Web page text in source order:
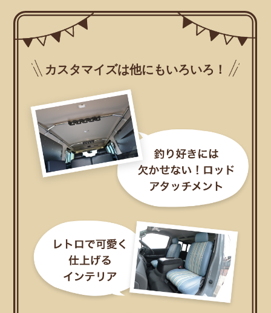
カスタマイズは他にもいろいろ！